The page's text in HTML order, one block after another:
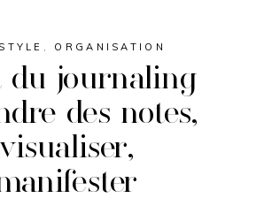
ORGANISATION
du journaling
des notes,
visualiser,